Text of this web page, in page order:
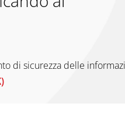
di sicurezza delle